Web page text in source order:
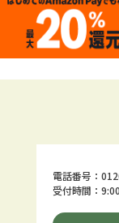
電話番号：
受付時間：